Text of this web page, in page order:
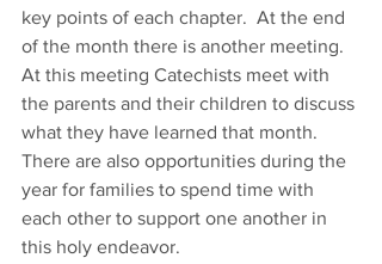
key points of each chapter.  At the end
of the month there is another meeting.
At this meeting Catechists meet with
the parents and their children to discuss
what they have learned that month.
There are also opportunities during the
year for families to spend time with
each other to support one another in
this holy endeavor.